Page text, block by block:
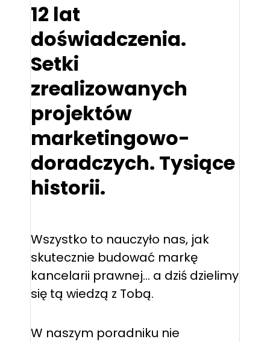
12 lat
doświadczenia.
Setki
zrealizowanych
projektów
marketingowo-
doradczych. Tysiące
historii.
Wszystko to nauczyło nas, jak
skutecznie budować markę
kancelarii prawnej… a dziś dzielimy
się tą wiedzą z Tobą.
W naszym poradniku nie